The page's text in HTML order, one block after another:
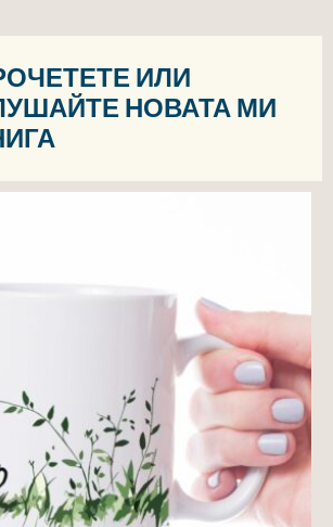
ИЛИ
НОВАТА МИ